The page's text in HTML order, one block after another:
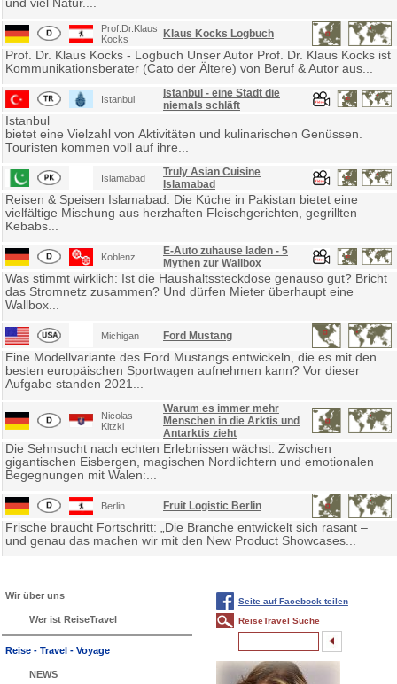
und viel Natur....
Prof.Dr.Klaus
Kocks
Klaus Kocks Logbuch
Prof. Dr. Klaus Kocks - Logbuch Unser Autor Prof. Dr. Klaus Kocks ist
Kommunikationsberater (Cato der Ältere) von Beruf & Autor aus...
Istanbul
Istanbul - eine Stadt die
niemals schläft
Istanbul
bietet eine Vielzahl von Aktivitäten und kulinarischen Genüssen.
Touristen kommen voll auf ihre...
Islamabad
Truly Asian Cuisine
Islamabad
Reisen & Speisen Islamabad: Die Küche in Pakistan bietet eine
vielfältige Mischung aus herzhaften Fleischgerichten, gegrillten
Kebabs...
Koblenz
E-Auto zuhause laden - 5
Mythen zur Wallbox
Was stimmt wirklich: Ist die Haushaltssteckdose genauso gut? Bricht
das Stromnetz zusammen? Und dürfen Mieter überhaupt eine
Wallbox...
Michigan Ford Mustang
Eine Modellvariante des Ford Mustangs entwickeln, die es mit den
besten europäischen Sportwagen aufnehmen kann? Vor dieser
Aufgabe standen 2021...
Nicolas
Kitzki
Warum es immer mehr
Menschen in die Arktis und
Antarktis zieht
Die Sehnsucht nach echten Erlebnissen wächst: Zwischen
gigantischen Eisbergen, magischen Nordlichtern und emotionalen
Begegnungen mit Walen:...
Berlin Fruit Logistic Berlin
Frische braucht Fortschritt: „Die Branche entwickelt sich rasant –
und genau das machen wir mit den New Product Showcases...
Wir über uns
Wer ist ReiseTravel
Reise - Travel - Voyage
NEWS
Seite auf Facebook teilen
ReiseTravel Suche